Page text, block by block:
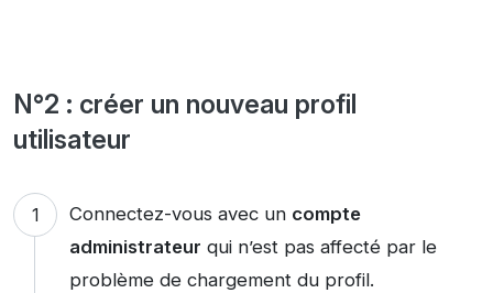
N°2 : créer un nouveau profil
utilisateur
Connectez-vous avec un compte
administrateur qui n’est pas affecté par le
problème de chargement du profil.